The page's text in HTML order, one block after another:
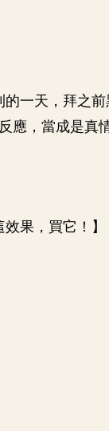
一天，拜之
應，當成是真
果，買它！】